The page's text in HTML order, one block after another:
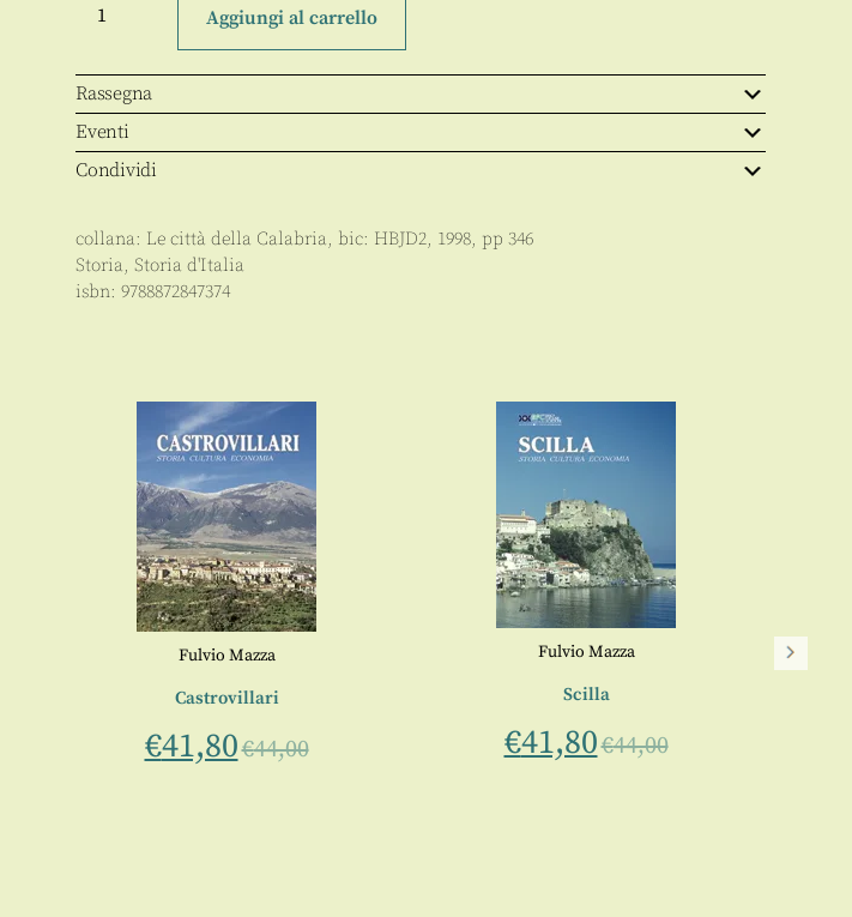
Giovanni
quantità
Aggiungi al carrello
Rassegna
Eventi
Condividi
collana: Le città della Calabria, bic: HBJD2, 1998, pp 346
Storia, Storia d'Italia
isbn: 9788872847374
Fulvio Mazza
Castrovillari
€41,80€44,00
Fulvio Mazza
Scilla
€41,80€44,00